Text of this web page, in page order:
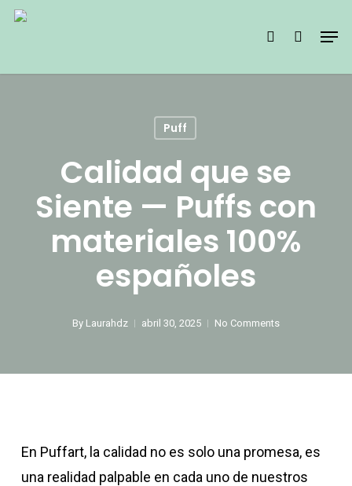
Skip
search
Puff
Calidad que se
Siente — Puffs con
materiales 100%
españoles
By Laurahdz abril 30, 2025 No Comments
En Puffart, la calidad no es solo una promesa, es
una realidad palpable en cada uno de nuestros